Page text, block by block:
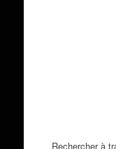
Rechercher à